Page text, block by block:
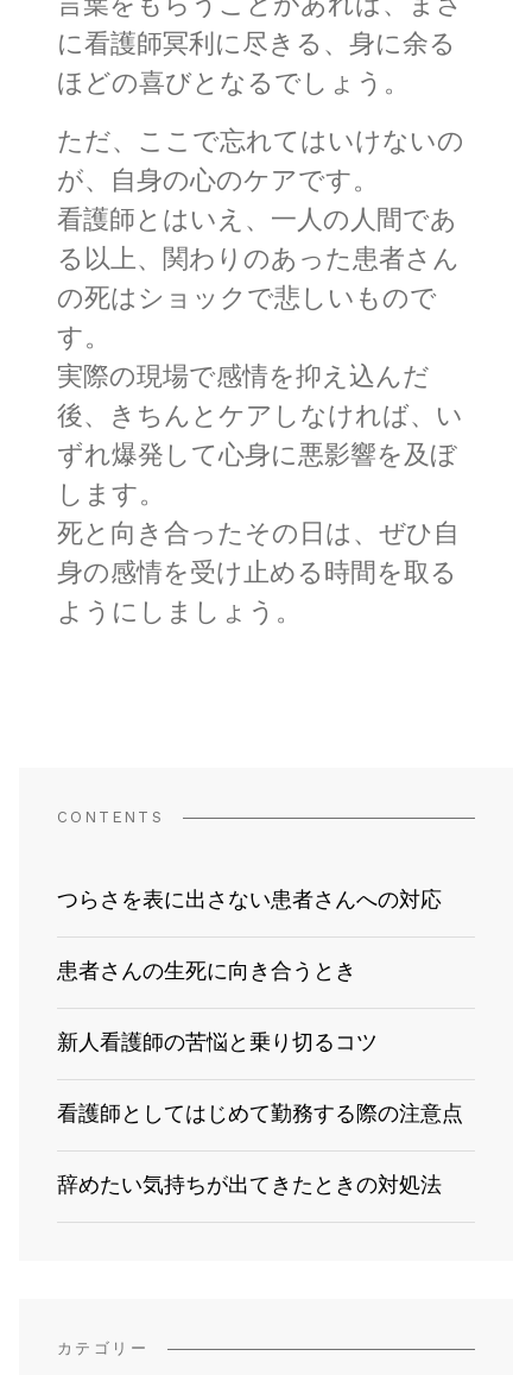
に看護師冥利に尽きる、身に余る
ほどの喜びとなるでしょう。
ただ、ここで忘れてはいけないの
が、自身の心のケアです。
看護師とはいえ、一人の人間であ
る以上、関わりのあった患者さん
の死はショックで悲しいもので
す。
実際の現場で感情を抑え込んだ
後、きちんとケアしなければ、い
ずれ爆発して心身に悪影響を及ぼ
します。
死と向き合ったその日は、ぜひ自
身の感情を受け止める時間を取る
ようにしましょう。
CONTENTS
つらさを表に出さない患者さんへの対応
患者さんの生死に向き合うとき
新人看護師の苦悩と乗り切るコツ
看護師としてはじめて勤務する際の注意点
辞めたい気持ちが出てきたときの対処法
カテゴリー